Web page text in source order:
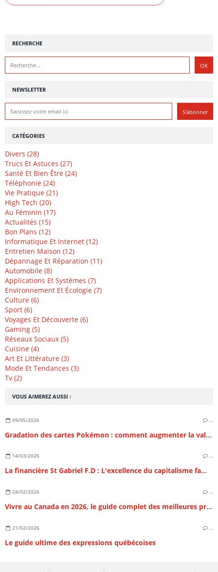
NEWSLETTER
RECHERCHE
VOUS AIMEREZ AUSSI :
09/05/2026 …
Gradation des cartes Pokémon : comment augmenter la valeur de sa collection ?
14/03/2026 …
La financière St Gabriel F.D : L'excellence du capitalisme familial et l'art de la structuration patrimoniale
24/02/2026 …
Vivre au Canada en 2026, le guide complet des meilleures provinces
21/02/2026 …
Le guide ultime des expressions québécoises
CATÉGORIES
Divers (28)
Trucs Et Astuces (27)
Santé Et Bien Être (24)
Téléphonie (24)
Vie Pratique (21)
High Tech (20)
Au Féminin (17)
Actualités (15)
Bon Plans (12)
Informatique Et Internet (12)
Entretien Maison (12)
Dépannage Et Réparation (11)
Automobile (8)
Applications Et Systèmes (7)
Environnement Et Écologie (7)
Culture (6)
Sport (6)
Voyages Et Découverte (6)
Gaming (5)
Réseaux Sociaux (5)
Cuisine (4)
Art Et Littérature (3)
Mode Et Tendances (3)
Tv (2)